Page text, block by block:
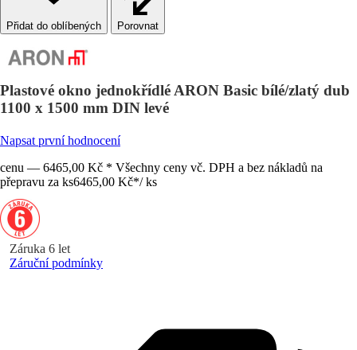
Porovnat
Plastové okno jednokřídlé ARON Basic bílé/zlatý dub
1100 x 1500 mm DIN levé
Napsat první hodnocení
cenu — 6465,00 Kč * Všechny ceny vč. DPH a bez nákladů na
přepravu za ks6465,00 Kč*/ ks
Záruka 6 let
Záruční podmínky